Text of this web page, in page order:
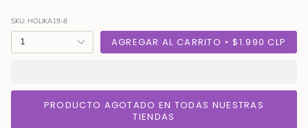
Además, está enriquecida con centella asiática y diversos
extractos florales como peonia, manzanilla y lavanda que
se encargan de entregar todo el poder antioxidante,
Modo de Uso
Utiliza en rostro limpio y tonificado.
SKU: HOLIKA19-8
{"in_cart_html"=>"
<span
quantity
1 AGREGAR AL CARRITO $1.990 CLP
PRODUCTO AGOTADO EN TODAS NUESTRAS
TIENDAS